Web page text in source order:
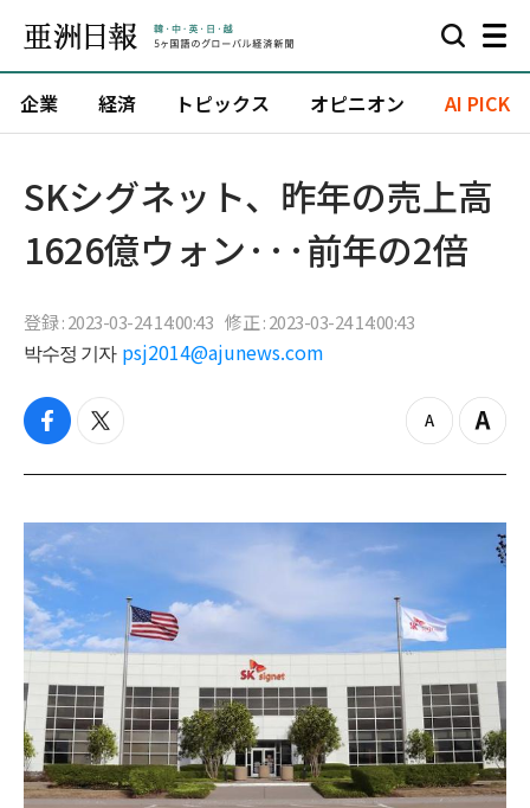
企業 経済 トピックス オピニオン AI PICK
SKシグネット、昨年の売上高
1626億ウォン···前年の2倍
登録 : 2023-03-24 14:00:43 修正 : 2023-03-24 14:00:43
박수정 기자 psj2014@ajunews.com
f
c
b
o
o
k
t
i
t
z
o
o
Z
o
i